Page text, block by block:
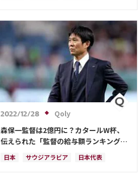
フランス アルゼンチン
サウジアラビア クロアチア
オランダ ポルトガル
モロッコ
2022/12/28
Qoly
森保一監督は2億円に？カタールW杯、
伝えられた「監督の給与額ランキング」
がこれ
日本 サウジアラビア 日本代表